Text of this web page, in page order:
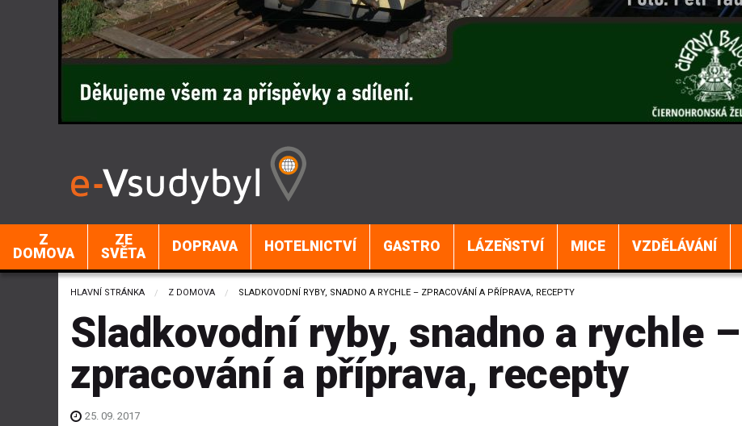
Z
DOMOVA
ZE
SVĚTA
DOPRAVA HOTELNICTVÍ GASTRO LÁZEŇSTVÍ MICE VZDĚLÁVÁNÍ
HLAVNÍ STRÁNKA Z DOMOVA CURRENT:
SLADKOVODNÍ RYBY, SNADNO A RYCHLE – ZPRACOVÁNÍ A PŘÍPRAVA, RECEPTY
Sladkovodní ryby, snadno a rychle –
zpracování a příprava, recepty
25. 09. 2017